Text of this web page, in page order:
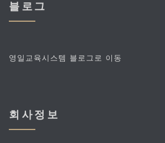
블로그
영일교육시스템 블로그로 이동
회사정보